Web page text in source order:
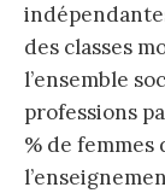
des classes
l’ensemble
professions
% de femmes